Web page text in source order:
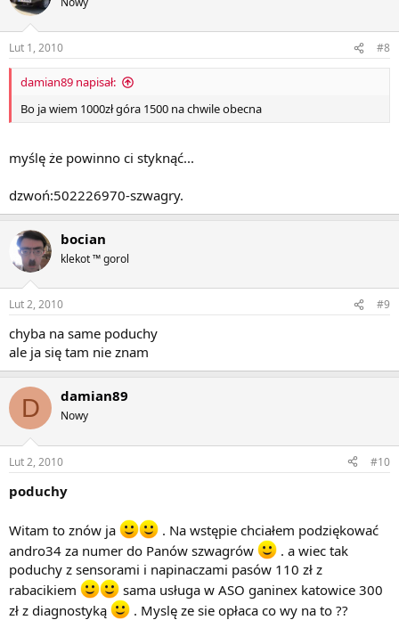
Lut 1, 2010 #8
damian89 napisał:
Bo ja wiem 1000zł góra 1500 na chwile obecna
myślę że powinno ci styknąć...
dzwoń:502226970-szwagry.
bocian
klekot ™ gorol
Lut 2, 2010 #9
chyba na same poduchy
ale ja się tam nie znam
D damian89
Nowy
Lut 2, 2010 #10
poduchy
Witam to znów ja
. Na wstępie chciałem podziękować
andro34 za numer do Panów szwagrów
. a wiec tak
poduchy z sensorami i napinaczami pasów 110 zł z
rabacikiem
sama usługa w ASO ganinex katowice 300
zł z diagnostyką
. Myslę ze sie opłaca co wy na to ??